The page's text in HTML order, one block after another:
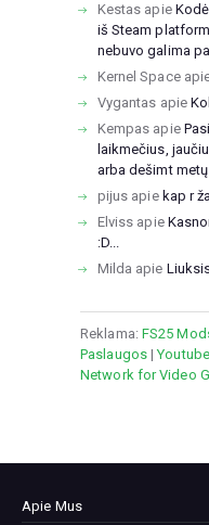
Kestas apie
iš Steam
nebuvo galima
Kernel Space
Vygantas apie
Kempas apie
laikmečius,
arba dešimt
pijus apie kap r
Elviss apie
:D...
Milda apie
Reklama: FS25
Paslaugos|
Network for Video
Apie Mus